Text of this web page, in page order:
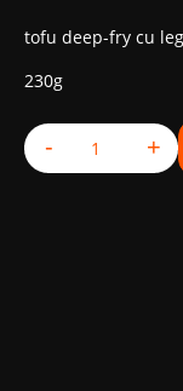
tofu deep-fry cu
230g
Cantitate
- +